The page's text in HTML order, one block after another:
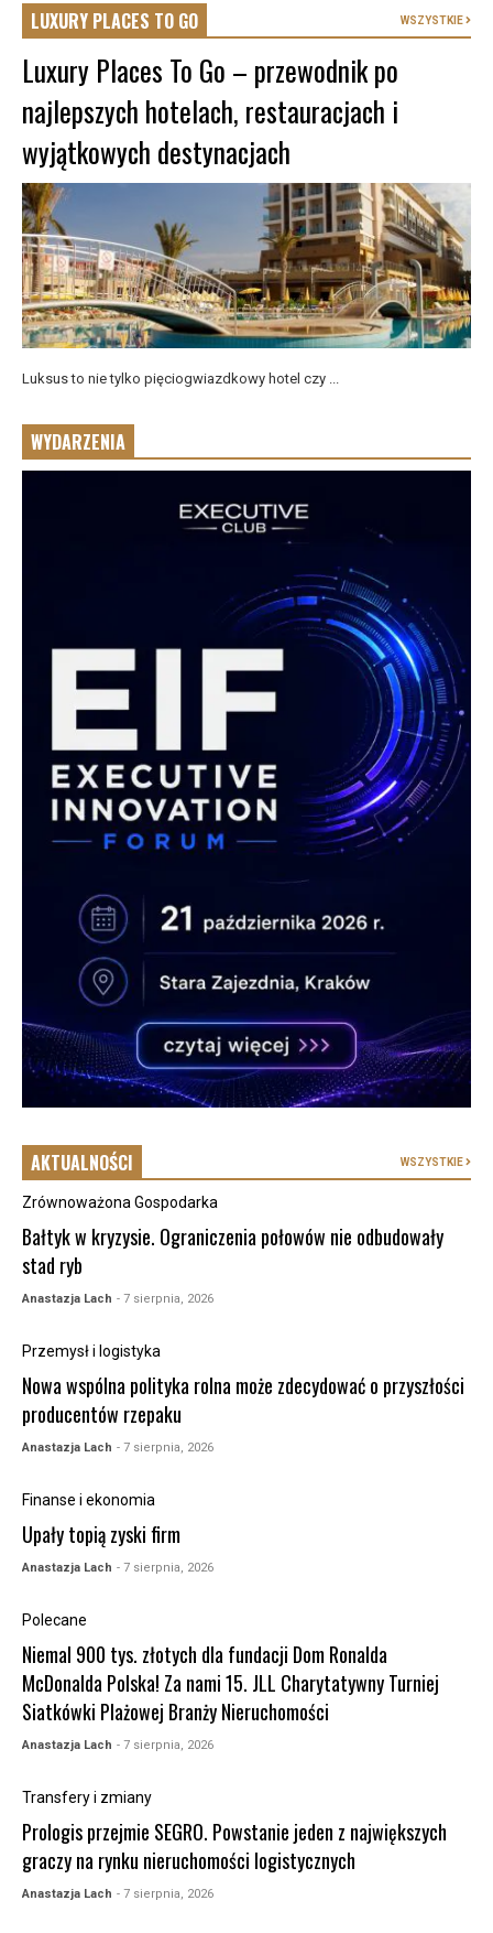
LUXURY PLACES TO GO WSZYSTKIE
Luxury Places To Go – przewodnik po
najlepszych hotelach, restauracjach i
wyjątkowych destynacjach
Luksus to nie tylko pięciogwiazdkowy hotel czy ...
WYDARZENIA
AKTUALNOŚCI WSZYSTKIE
Zrównoważona Gospodarka
Bałtyk w kryzysie. Ograniczenia połowów nie odbudowały
stad ryb
Anastazja Lach - 7 sierpnia, 2026
Przemysł i logistyka
Nowa wspólna polityka rolna może zdecydować o przyszłości
producentów rzepaku
Anastazja Lach - 7 sierpnia, 2026
Finanse i ekonomia
Upały topią zyski firm
Anastazja Lach - 7 sierpnia, 2026
Polecane
Niemal 900 tys. złotych dla fundacji Dom Ronalda
McDonalda Polska! Za nami 15. JLL Charytatywny Turniej
Siatkówki Plażowej Branży Nieruchomości
Anastazja Lach - 7 sierpnia, 2026
Transfery i zmiany
Prologis przejmie SEGRO. Powstanie jeden z największych
graczy na rynku nieruchomości logistycznych
Anastazja Lach - 7 sierpnia, 2026